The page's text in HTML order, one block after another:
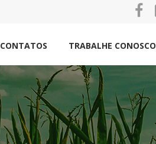
CONTATOS TRABALHE CONOSCO